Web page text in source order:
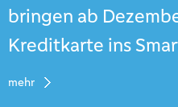
bringen ab
Kreditkarte ins
mehr